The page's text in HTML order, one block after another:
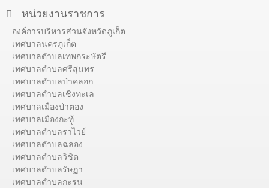
หน่วยงานราชการ
องค์การบริหารส่วนจังหวัดภูเก็ต
เทศบาลนครภูเก็ต
เทศบาลตำบลเทพกระษัตรี
เทศบาลตำบลศรีสุนทร
เทศบาลตำบลป่าคลอก
เทศบาลตำบลเชิงทะเล
เทศบาลเมืองป่าตอง
เทศบาลเมืองกะทู้
เทศบาลตำบลราไวย์
เทศบาลตำบลฉลอง
เทศบาลตำบลวิชิต
เทศบาลตำบลรัษฏา
เทศบาลตำบลกะรน